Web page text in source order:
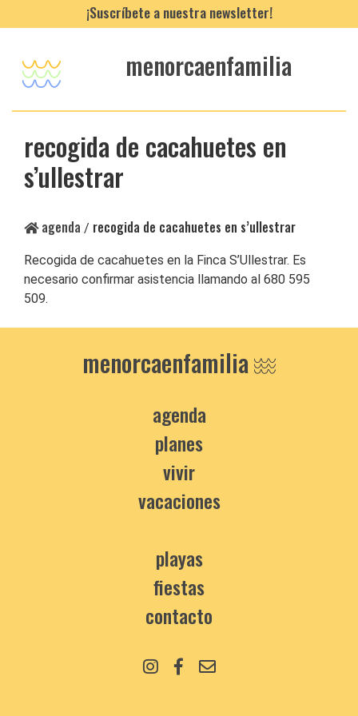
¡Suscríbete a nuestra newsletter!
menorcaenfamilia
recogida de cacahuetes en
s’ullestrar
agenda / recogida de cacahuetes en s’ullestrar
Recogida de cacahuetes en la Finca S’Ullestrar. Es
necesario confirmar asistencia llamando al 680 595
509.
menorcaenfamilia
agenda
planes
vivir
vacaciones
playas
fiestas
contacto